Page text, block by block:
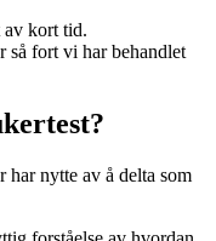
av kort tid.
så fort vi har behandlet
nytte av å delta som